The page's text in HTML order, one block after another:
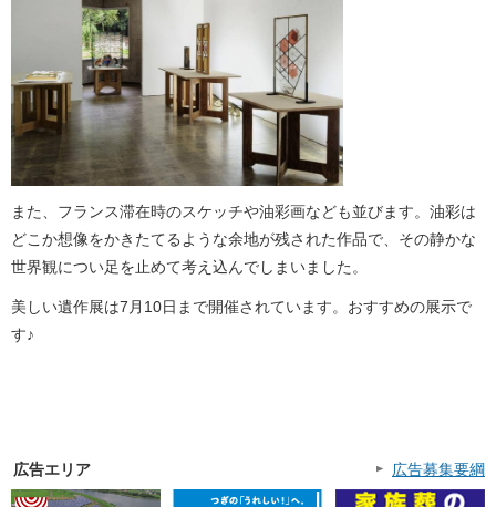
​また、フランス滞在時のスケッチや油彩画なども並びます。油彩は
どこか想像をかきたてるような余地が残された作品で、その静かな
世界観につい足を止めて考え込んでしまいました。
​美しい遺作展は7月10日まで開催されています。おすすめの展示で
す♪
広告エリア 広告募集要綱